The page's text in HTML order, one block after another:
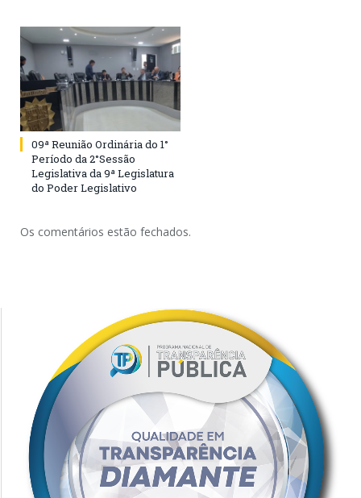
09ª Reunião Ordinária do 1°
Período da 2°Sessão
Legislativa da 9ª Legislatura
do Poder Legislativo
Os comentários estão fechados.